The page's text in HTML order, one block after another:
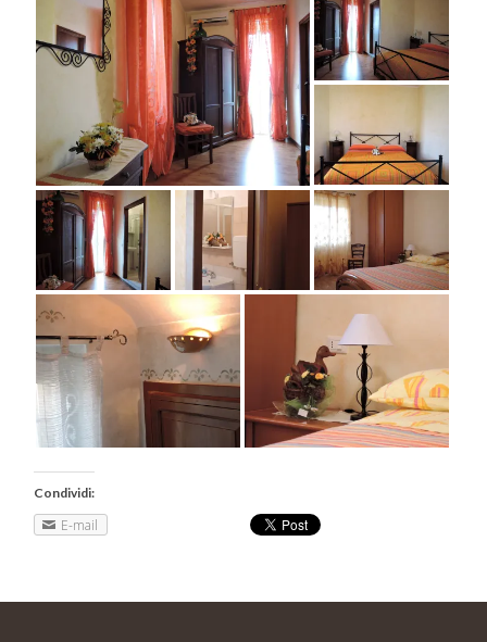
Condividi:
E-mail